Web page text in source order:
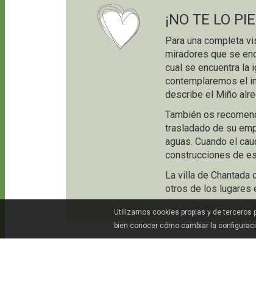
¡NO TE LO
Para una completa
miradores que se
cual se encuentra la
contemplaremos el
describe el Miño
También os
trasladado de su
aguas. Cuando el
construcciones de
La villa de
otros de los lugares
Utilizamos cookies propias y de
bien conocer cómo cambiar la